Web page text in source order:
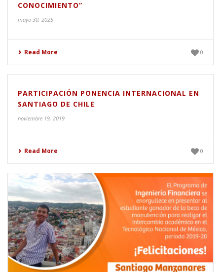
CONOCIMIENTO”
mayo 30, 2025
Read More 0
PARTICIPACIÓN PONENCIA INTERNACIONAL EN
SANTIAGO DE CHILE
noviembre 19, 2019
Read More 0